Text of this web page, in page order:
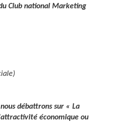
Club national Marketing
débattrons sur « La
économique ou